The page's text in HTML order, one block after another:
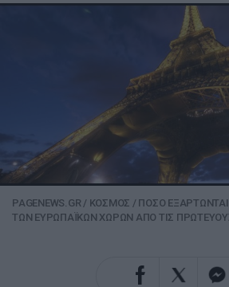
PAGENEWS.GR/ ΚΟΣΜΟΣ / ΠΟΣΟ ΕΞΑΡΤΩΝΤΑΙ
ΤΩΝ ΕΥΡΩΠΑΪΚΩΝ ΧΩΡΩΝ ΑΠΟ ΤΙΣ